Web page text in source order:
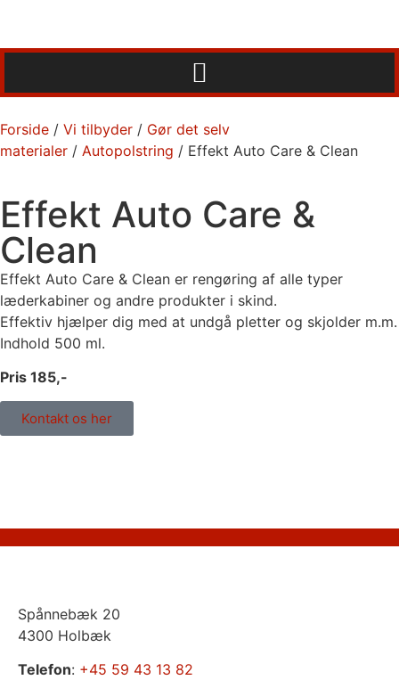
Forside / Vi tilbyder / Gør det selv
materialer / Autopolstring / Effekt Auto Care & Clean
Effekt Auto Care &
Clean
Effekt Auto Care & Clean er rengøring af alle typer
læderkabiner og andre produkter i skind.
Effektiv hjælper dig med at undgå pletter og skjolder m.m.
Indhold 500 ml.
Pris 185,-
Kontakt os her
Spånnebæk 20
4300 Holbæk
Telefon: +45 59 43 13 82